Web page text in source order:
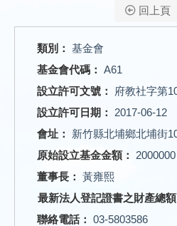
相關網站
網站管理
基金會登入
回上頁
類別： 基金會
基金會代碼： A61
設立許可文號：
府教社字第
設立許可日期：
2017-06-12
會址：
新竹縣北埔鄉北埔街
原始設立基金金額：
2000000
董事長： 黃雍熙
最新法人登記證書之財產總額
聯絡電話： 03-5803586